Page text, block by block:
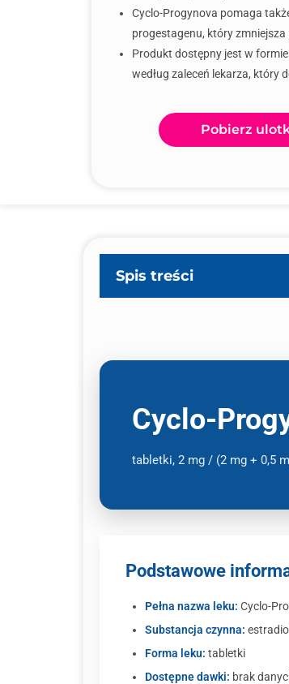
Cyclo-Progynova pomaga
progestagenu, który
Produkt dostępny jest w
według zaleceń lekarza, który
Pobierz
Spis treści
Cyclo-
tabletki, 2 mg / (2 mg + 0,5
Podstawowe
Pełna nazwa leku: Cyclo-
Substancja czynna:
Forma leku: tabletki
Dostępne dawki: brak